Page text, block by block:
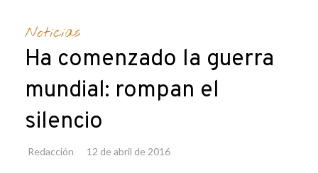
Noticias
Ha comenzado la guerra
mundial: rompan el
silencio
Redacción 12 de abril de 2016